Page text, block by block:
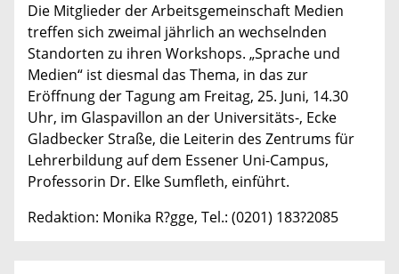
Die Mitglieder der Arbeitsgemeinschaft Medien
treffen sich zweimal jährlich an wechselnden
Standorten zu ihren Workshops. „Sprache und
Medien“ ist diesmal das Thema, in das zur
Eröffnung der Tagung am Freitag, 25. Juni, 14.30
Uhr, im Glaspavillon an der Universitäts-, Ecke
Gladbecker Straße, die Leiterin des Zentrums für
Lehrerbildung auf dem Essener Uni-Campus,
Professorin Dr. Elke Sumfleth, einführt.
Redaktion: Monika R?gge, Tel.: (0201) 183?2085